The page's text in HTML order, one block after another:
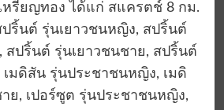
หรียญทอง ได้แก่ สแครตช์ 8 กม.
ริ้นต์ รุ่นเยาวชนหญิง, สปริ้นต์
ปริ้นต์ รุ่นเยาวชนชาย, สปริ้นต์
มดิสัน รุ่นประชาชนหญิง, เมดิ
ย, เปอร์ซูต รุ่นประชาชนหญิง,